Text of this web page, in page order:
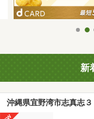
新
沖縄県宜野湾市志真志３